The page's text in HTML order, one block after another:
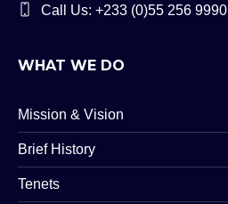
Call Us: +233 (0)55 256 9990
WHAT WE DO
Mission & Vision
Brief History
Tenets